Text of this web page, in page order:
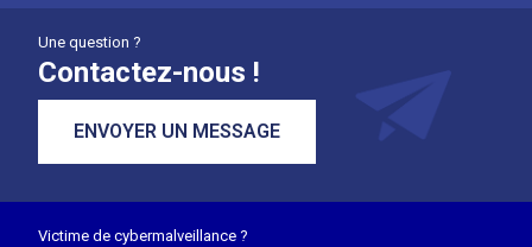
Une question ?
Contactez-nous !
ENVOYER UN MESSAGE
Victime de cybermalveillance ?